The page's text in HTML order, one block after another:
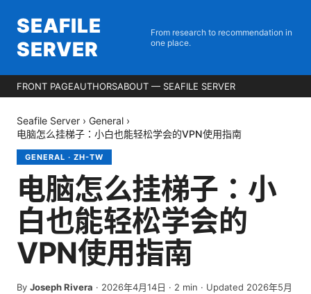
SEAFILE
SERVER
From research to recommendation in
one place.
FRONT PAGEAUTHORSABOUT — SEAFILE SERVER
Seafile Server › General ›
电脑怎么挂梯子：小白也能轻松学会的VPN使用指南
GENERAL · ZH-TW
电脑怎么挂梯子：小
白也能轻松学会的
VPN使用指南
By Joseph Rivera · 2026年4月14日 · 2 min · Updated 2026年5月